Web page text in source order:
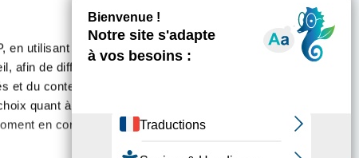
en utilisant des
afin de diffuser des
et du contenu, ainsi que de
quant à l'utilisation de
en consultant la